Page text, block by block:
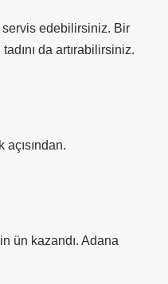
servis edebilirsiniz. Bir
da artırabilirsiniz.
ün kazandı. Adana